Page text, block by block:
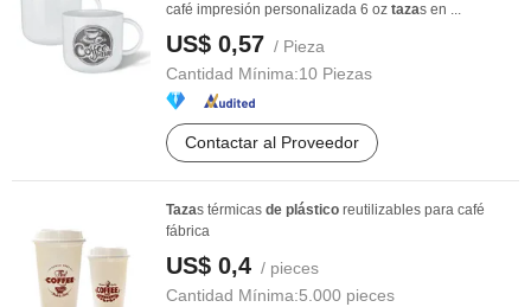
café impresión personalizada 6 oz tazas en ...
US$ 0,57 / Pieza
Cantidad Mínima:10 Piezas
Contactar al Proveedor
Tazas térmicas de plástico reutilizables para café
fábrica
US$ 0,4 / pieces
Cantidad Mínima:5.000 pieces